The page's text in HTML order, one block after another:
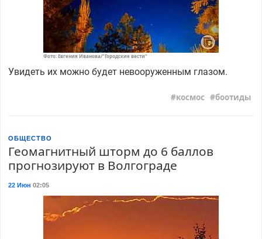
Фото: Евгения Иванова/"Городские вести"
Увидеть их можно будет невооруженным глазом.
космос боотиды
ОБЩЕСТВО
Геомагнитный шторм до 6 баллов
прогнозируют в Волгограде
22 Июн 02:05